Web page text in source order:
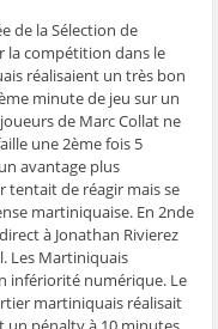
n
e
n
o
u
v
e
l
l
e
f
e
ê
t
r
e
)
e
d
a
n
s
u
n
e
n
o
u
v
e
l
l
e
f
e
n
ê
t
de la Sélection de
compétition dans le
réalisaient un très bon
minute de jeu sur un
de Marc Collat ne
une 2ème fois 5
avantage plus
tentait de réagir mais se
martiniquaise. En 2nde
à Jonathan Rivierez
Les Martiniquais
infériorité numérique. Le
martiniquais réalisait